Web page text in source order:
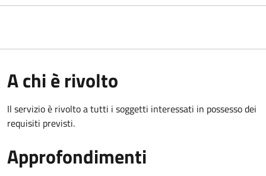
A chi è rivolto
Il servizio è rivolto a tutti i soggetti interessati in possesso dei
requisiti previsti.
Approfondimenti